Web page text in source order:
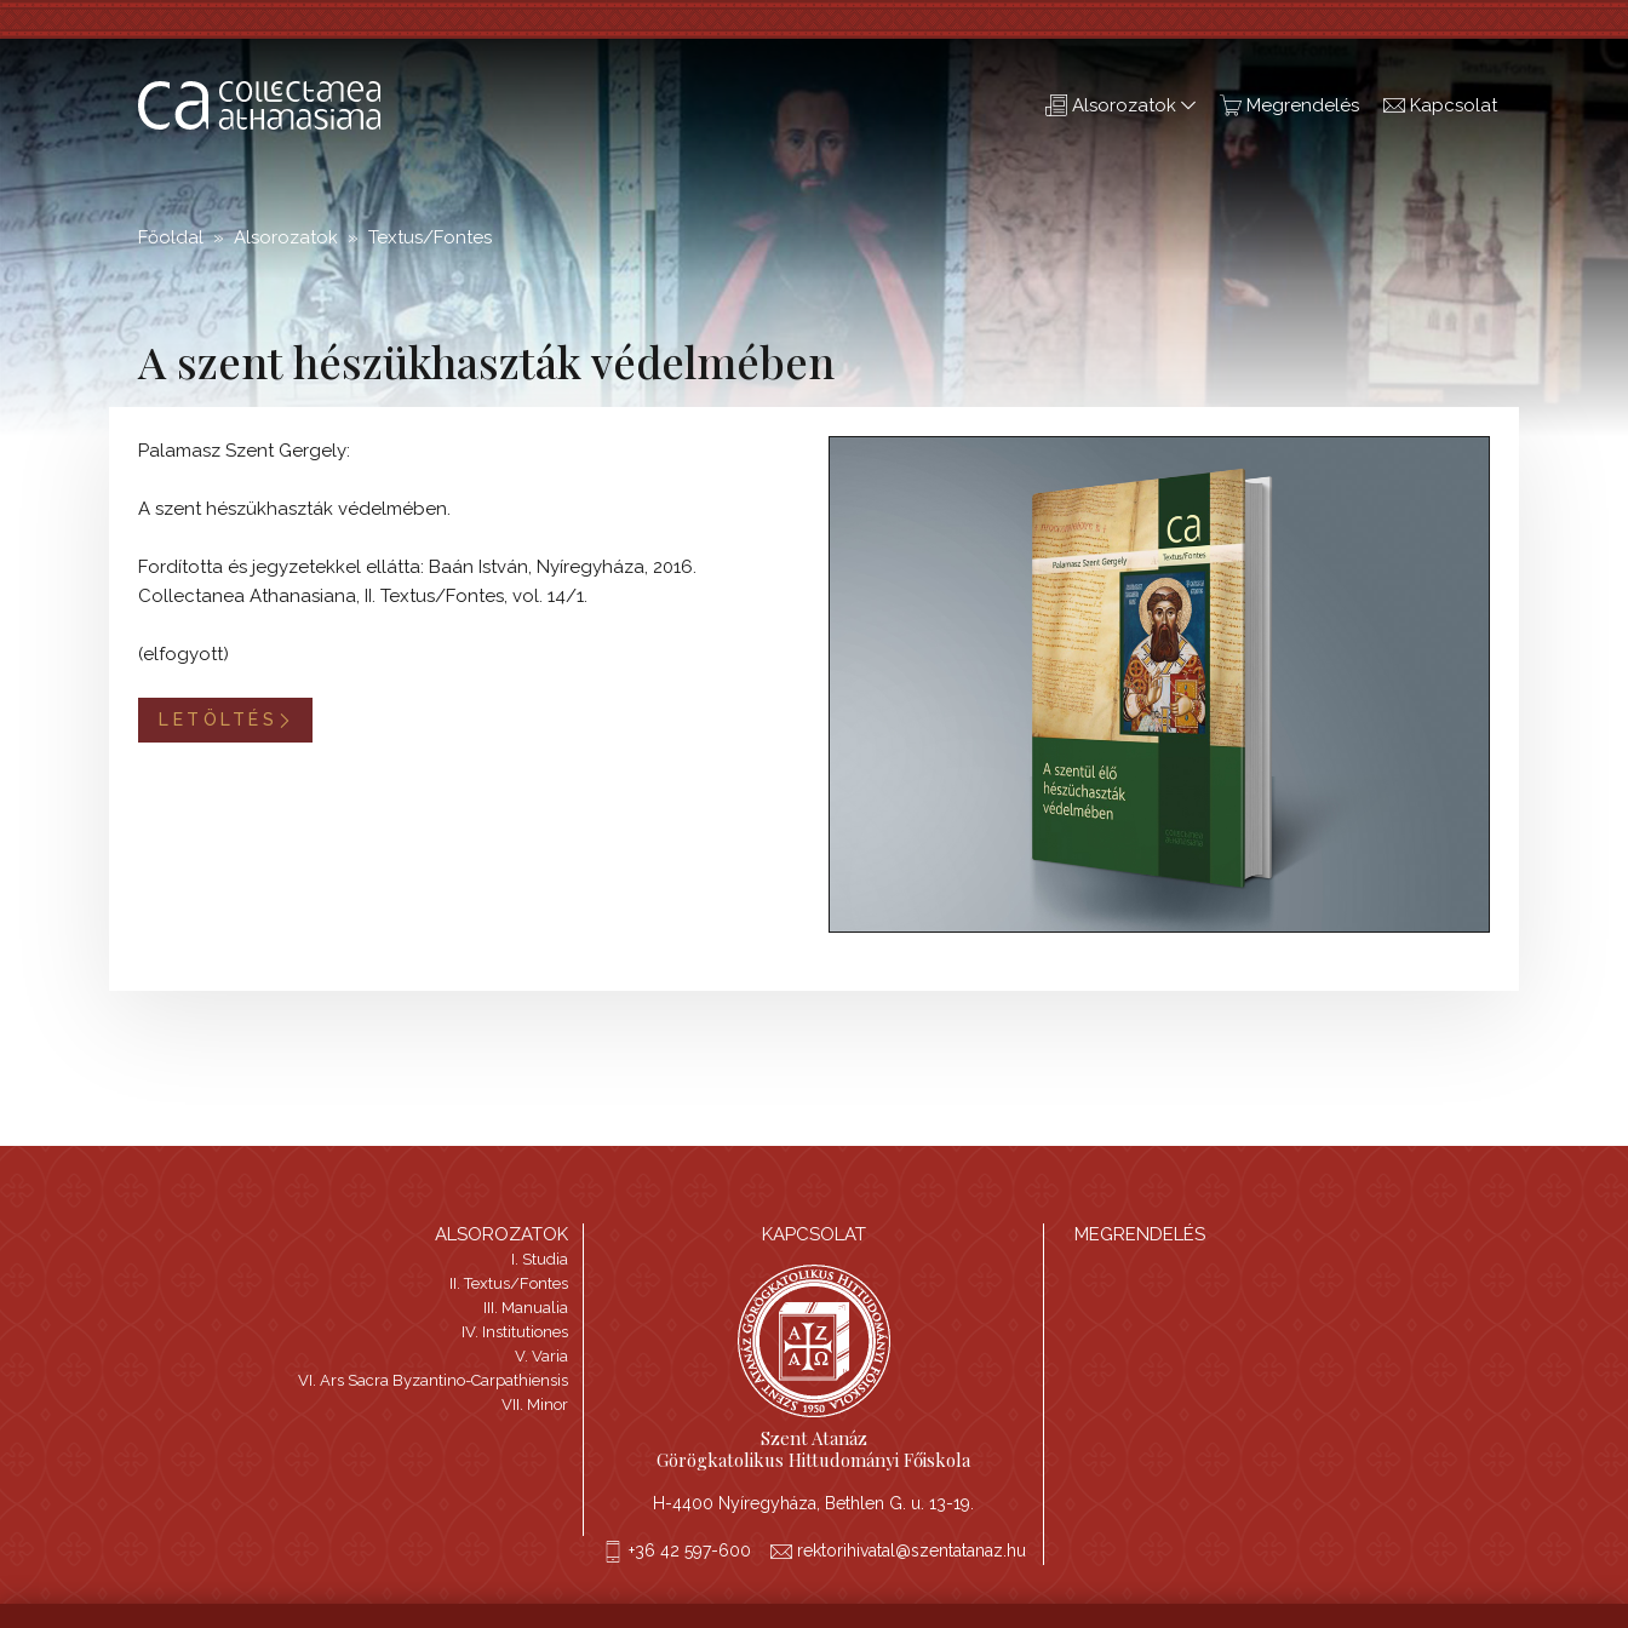
;
Alsorozatok Megrendelés Kapcsolat
Főoldal Alsorozatok Textus/Fontes
A szent hészükhaszták védelmében
Palamasz Szent Gergely:
A szent hészükhaszták védelmében.
Fordította és jegyzetekkel ellátta: Baán István, Nyíregyháza, 2016.
Collectanea Athanasiana, II. Textus/Fontes, vol. 14/1.
(elfogyott)
LETÖLTÉS
KAPCSOLAT
Szent Atanáz
Görögkatolikus Hittudományi Főiskola
H-4400 Nyíregyháza, Bethlen G. u. 13-19.
+36 42 597-600 rektorihivatal@szentatanaz.hu
ALSOROZATOK
I. Studia
II. Textus/Fontes
III. Manualia
IV. Institutiones
V. Varia
VI. Ars Sacra Byzantino-Carpathiensis
VII. Minor
MEGRENDELÉS